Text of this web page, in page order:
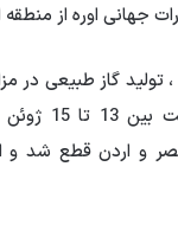
تولید گاز طبیعی در
اسرائیل
و اردن قطع شد و